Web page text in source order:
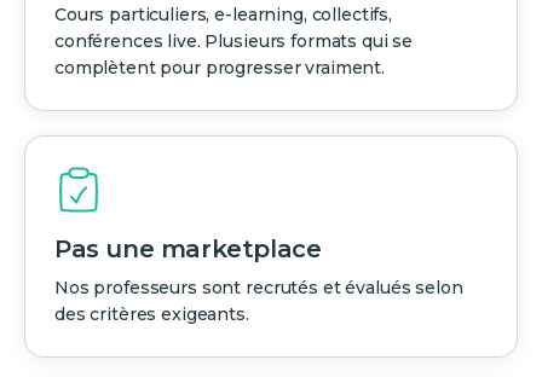
Cours particuliers, e-learning, collectifs,
conférences live. Plusieurs formats qui se
complètent pour progresser vraiment.
Pas une marketplace
Nos professeurs sont recrutés et évalués selon
des critères exigeants.